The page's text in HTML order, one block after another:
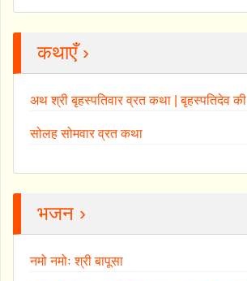
कथाएँ ›
अथ श्री बृहस्पतिवार व्रत कथा | बृहस्पतिदेव
सोलह सोमवार व्रत कथा
भजन ›
नमो नमोः श्री बापूसा